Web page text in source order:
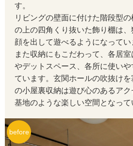
す。
リビングの壁面に付けた階段型
の上の四角くり抜いた飾り棚は、
顔を出して遊べるようになってい
また収納にもこだわって、各居
やデットスペース、各所に使い
ています。玄関ホールの吹抜け
の小屋裏収納は遊び心のあるア
基地のような楽しい空間となって